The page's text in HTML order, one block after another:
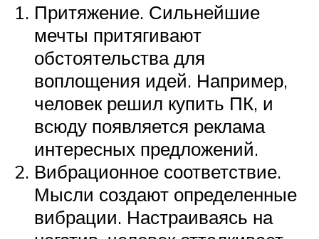
Притяжение. Сильнейшие
мечты притягивают
обстоятельства для
воплощения идей. Например,
человек решил купить ПК, и
всюду появляется реклама
интересных предложений.
Вибрационное соответствие.
Мысли создают определенные
вибрации. Настраиваясь на